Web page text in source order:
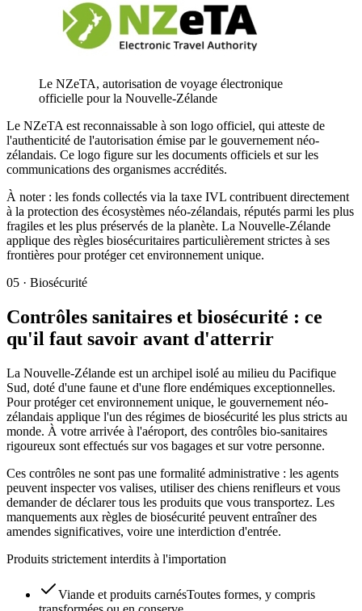
Le NZeTA, autorisation de voyage électronique
officielle pour la Nouvelle-Zélande
Le NZeTA est reconnaissable à son logo officiel, qui atteste de
l'authenticité de l'autorisation émise par le gouvernement néo-
zélandais. Ce logo figure sur les documents officiels et sur les
communications des organismes accrédités.
À noter : les fonds collectés via la taxe IVL contribuent directement
à la protection des écosystèmes néo-zélandais, réputés parmi les plus
fragiles et les plus préservés de la planète. La Nouvelle-Zélande
applique des règles biosécuritaires particulièrement strictes à ses
frontières pour protéger cet environnement unique.
05 · Biosécurité
Contrôles sanitaires et biosécurité : ce
qu'il faut savoir avant d'atterrir
La Nouvelle-Zélande est un archipel isolé au milieu du Pacifique
Sud, doté d'une faune et d'une flore endémiques exceptionnelles.
Pour protéger cet environnement unique, le gouvernement néo-
zélandais applique l'un des régimes de biosécurité les plus stricts au
monde. À votre arrivée à l'aéroport, des contrôles bio-sanitaires
rigoureux sont effectués sur vos bagages et sur votre personne.
Ces contrôles ne sont pas une formalité administrative : les agents
peuvent inspecter vos valises, utiliser des chiens renifleurs et vous
demander de déclarer tous les produits que vous transportez. Les
manquements aux règles de biosécurité peuvent entraîner des
amendes significatives, voire une interdiction d'entrée.
Produits strictement interdits à l'importation
Viande et produits carnésToutes formes, y compris